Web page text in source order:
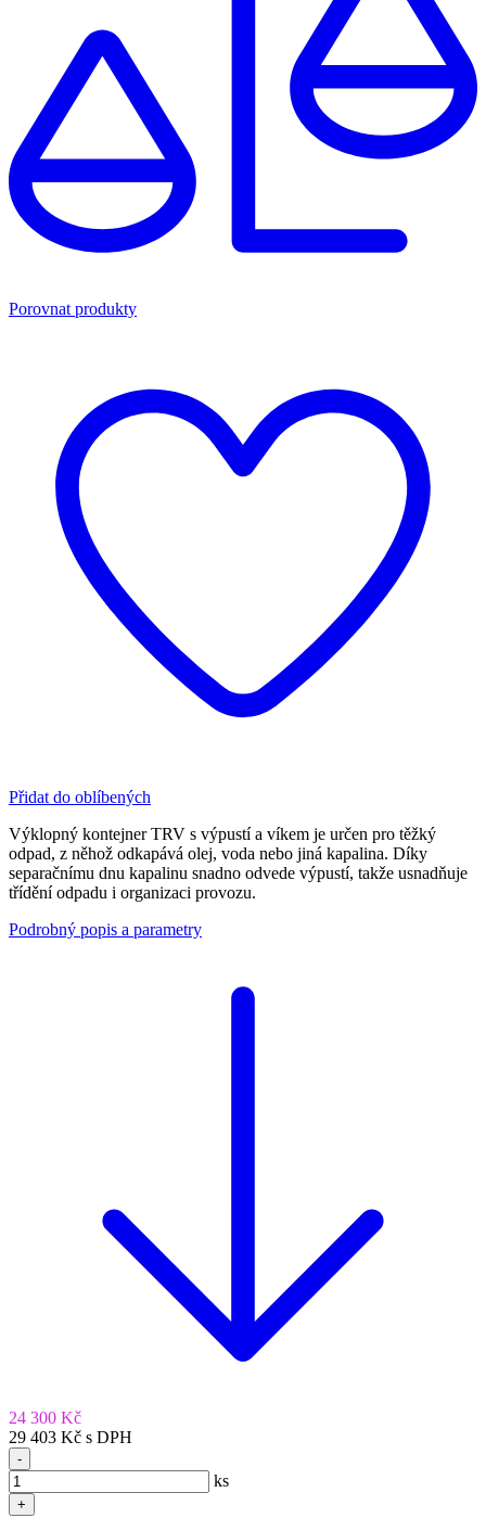
Porovnat produkty
Přidat do oblíbených
Výklopný kontejner TRV s výpustí a víkem je určen pro těžký
odpad, z něhož odkapává olej, voda nebo jiná kapalina. Díky
separačnímu dnu kapalinu snadno odvede výpustí, takže usnadňuje
třídění odpadu i organizaci provozu.
Podrobný popis a parametry
24 300 Kč
29 403 Kč s DPH
-
ks
+